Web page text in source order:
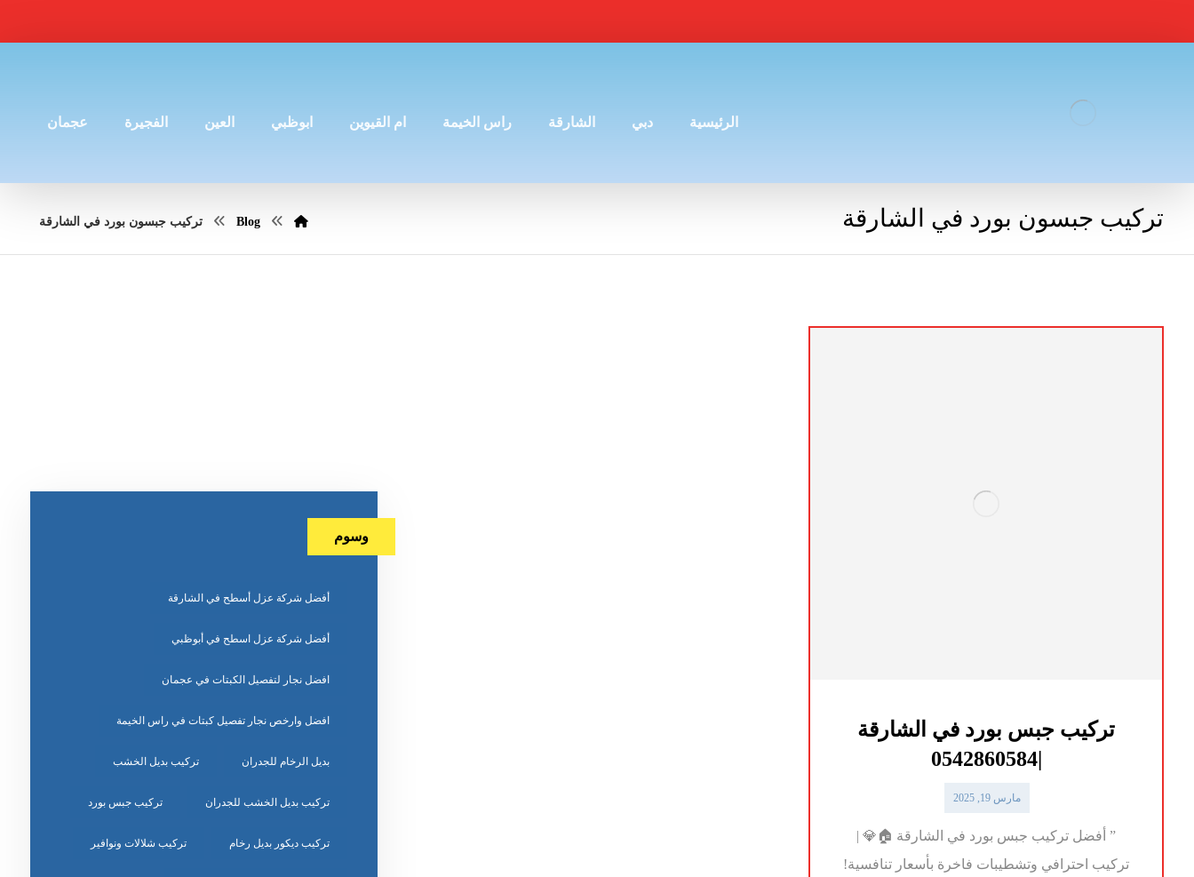
الرئيسية دبي الشارقة راس الخيمة ام القيوين ابوظبي العين الفجيرة عجمان
تركيب جبسون بورد في الشارقة Blog تركيب جبسون بورد في الشارقة
تركيب جبس بورد في الشارقة
|0542860584
مارس 19, 2025
” أفضل تركيب جبس بورد في الشارقة 🏠💎 |
تركيب احترافي وتشطيبات فاخرة بأسعار تنافسية!
وسوم
أفضل شركة عزل أسطح في الشارقة
أفضل شركة عزل اسطح في أبوظبي
افضل نجار لتفصيل الكبتات في عجمان
افضل وارخص نجار تفصيل كبتات في راس الخيمة
بديل الرخام للجدران تركيب بديل الخشب
تركيب بديل الخشب للجدران تركيب جبس بورد
تركيب ديكور بديل رخام تركيب شلالات ونوافير